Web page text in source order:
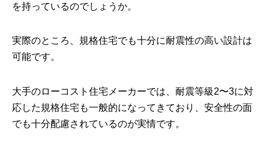
を持っているのでしょうか。
実際のところ、規格住宅でも十分に耐震性の高い設計は
可能です。
大手のローコスト住宅メーカーでは、耐震等級2〜3に対
応した規格住宅も一般的になってきており、安全性の面
でも十分配慮されているのが実情です。